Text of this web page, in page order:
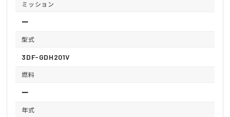
ミッション
ー
型式
3DF-GDH201V
燃料
ー
年式